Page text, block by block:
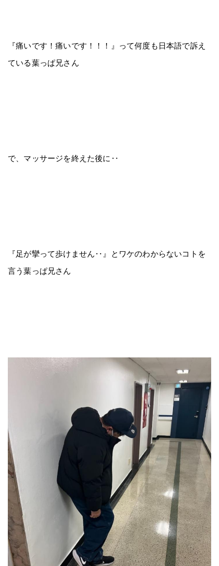
『痛いです！痛いです！！！』って何度も日本語で訴え
ている葉っぱ兄さん
で、マッサージを終えた後に‥
『足が攣って歩けません‥』とワケのわからないコトを
言う葉っぱ兄さん